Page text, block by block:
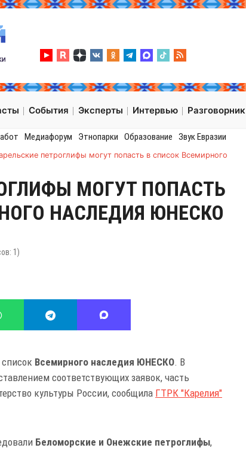
События Эксперты Интервью Разговорник
Медиафорум Этнопарки Образование Звук Евразии
петроглифы могут попасть в список Всемирного
МОГУТ ПОПАСТЬ
НАСЛЕДИЯ ЮНЕСКО
1 )
Всемирного наследия ЮНЕСКО. В
соответствующих заявок, часть
культуры России, сообщила ГТРК "Карелия"
Беломорские и Онежские петроглифы,